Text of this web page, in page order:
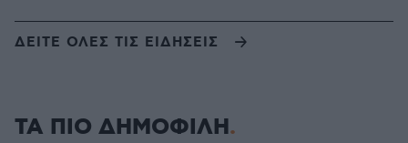
ΔΕΙΤΕ ΟΛΕΣ ΤΙΣ ΕΙΔΗΣΕΙΣ
ΤΑ ΠΙΟ ΔΗΜΟΦΙΛΗ